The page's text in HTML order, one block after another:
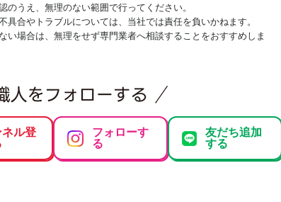
うえ、無理のない範囲で行ってください。
合やトラブルについては、当社では責任を負いかねます。
い場合は、無理をせず専門業者へ相談することをおすすめしま
ル登
フォローす
る
友だち追加
する